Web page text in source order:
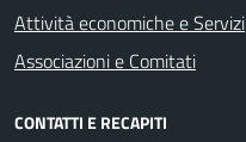
Attività economiche e Servizi
Associazioni e Comitati
CONTATTI E RECAPITI